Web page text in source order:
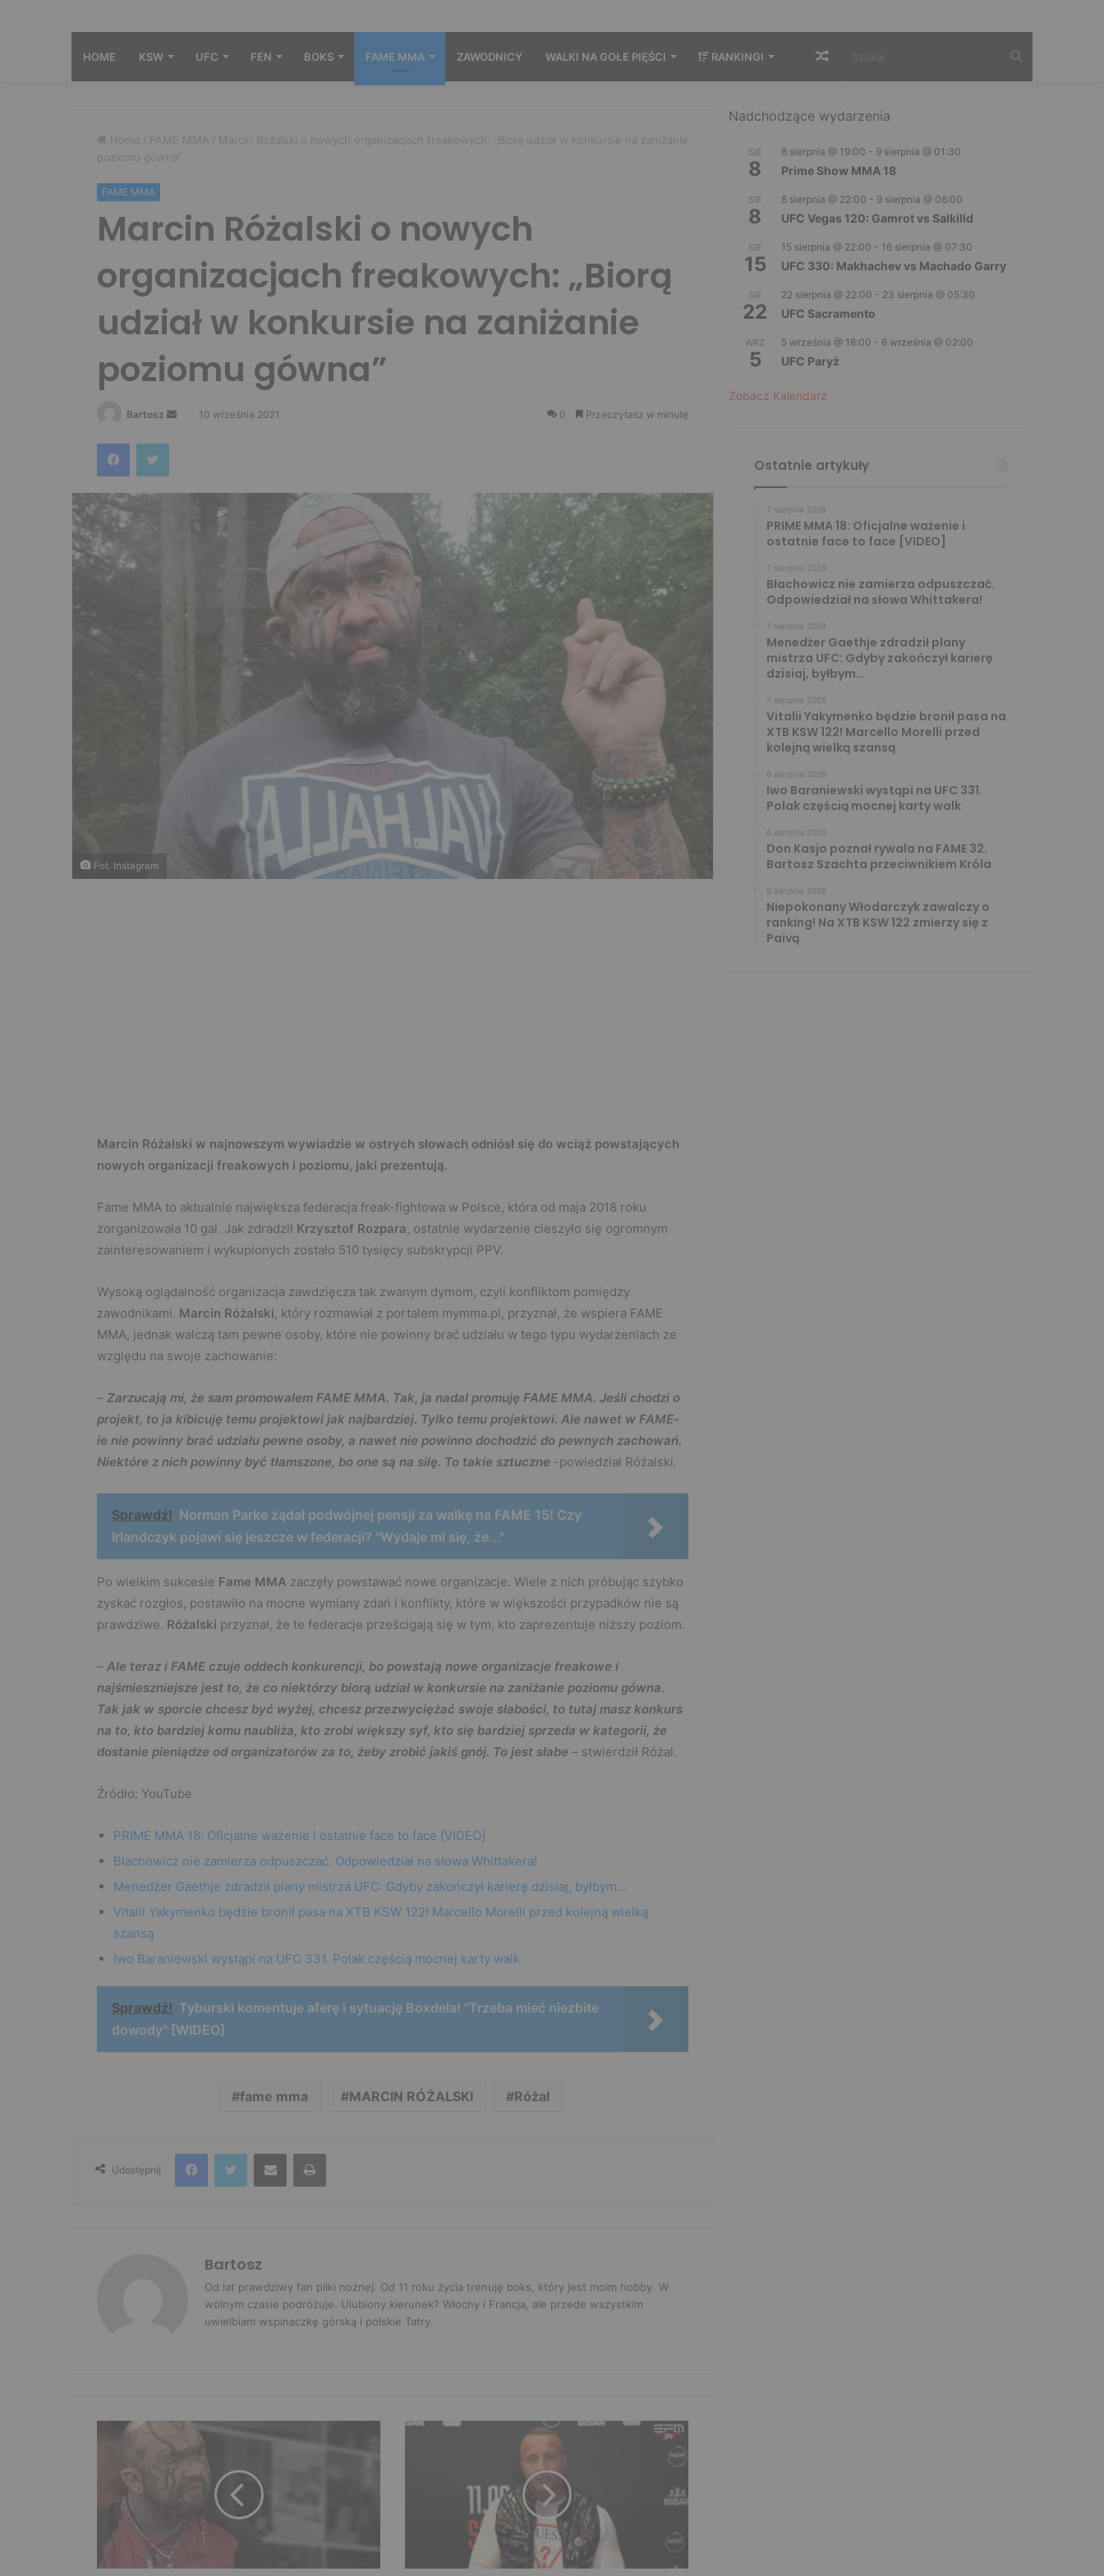
HOME KSW UFC FEN BOKS FAME MMA ZAWODNICY WALKI NA GOŁE PIĘŚCI RANKINGI Losowy
Home / FAME MMA / Marcin Różalski o nowych organizacjach freakowych: „Biorą udział w konkursie na zaniżanie
poziomu gówna”
FAME MMA
Marcin Różalski o nowych
organizacjach freakowych: „Biorą
udział w konkursie na zaniżanie
poziomu gówna”
Bartosz
Send 10 września 2021 0 Przeczytasz w minutę
FacebookTwitter
Fot. Instagram
Marcin Różalski w najnowszym wywiadzie w ostrych słowach odniósł się do wciąż powstających
nowych organizacji freakowych i poziomu, jaki prezentują.
Fame MMA to aktualnie największa federacja freak-fightowa w Polsce, która od maja 2018 roku
zorganizowała 10 gal. Jak zdradził Krzysztof Rozpara, ostatnie wydarzenie cieszyło się ogromnym
zainteresowaniem i wykupionych zostało 510 tysięcy subskrypcji PPV.
Wysoką oglądalność organizacja zawdzięcza tak zwanym dymom, czyli konfliktom pomiędzy
zawodnikami. Marcin Różalski, który rozmawiał z portalem mymma.pl, przyznał, że wspiera FAME
MMA, jednak walczą tam pewne osoby, które nie powinny brać udziału w tego typu wydarzeniach ze
względu na swoje zachowanie:
– Zarzucają mi, że sam promowałem FAME MMA. Tak, ja nadal promuję FAME MMA. Jeśli chodzi o
projekt, to ja kibicuję temu projektowi jak najbardziej. Tylko temu projektowi. Ale nawet w FAME-
ie nie powinny brać udziału pewne osoby, a nawet nie powinno dochodzić do pewnych zachowań.
Niektóre z nich powinny być tłamszone, bo one są na siłę. To takie sztuczne -powiedział Różalski.
Sprawdź! Norman Parke żądał podwójnej pensji za walkę na FAME 15! Czy
Irlandczyk pojawi się jeszcze w federacji? "Wydaje mi się, że..."
Po wielkim sukcesie Fame MMA zaczęły powstawać nowe organizacje. Wiele z nich próbując szybko
zyskać rozgłos, postawiło na mocne wymiany zdań i konflikty, które w większości przypadków nie są
prawdziwe. Różalski przyznał, że te federacje prześcigają się w tym, kto zaprezentuje niższy poziom.
– Ale teraz i FAME czuje oddech konkurencji, bo powstają nowe organizacje freakowe i
najśmieszniejsze jest to, że co niektórzy biorą udział w konkursie na zaniżanie poziomu gówna.
Tak jak w sporcie chcesz być wyżej, chcesz przezwyciężać swoje słabości, to tutaj masz konkurs
na to, kto bardziej komu naubliża, kto zrobi większy syf, kto się bardziej sprzeda w kategorii, że
dostanie pieniądze od organizatorów za to, żeby zrobić jakiś gnój. To jest słabe – stwierdził Różal.
Źródło: YouTube
PRIME MMA 18: Oficjalne ważenie i ostatnie face to face [VIDEO]
Błachowicz nie zamierza odpuszczać. Odpowiedział na słowa Whittakera!
Menedżer Gaethje zdradził plany mistrza UFC: Gdyby zakończył karierę dzisiaj, byłbym…
Vitalii Yakymenko będzie bronił pasa na XTB KSW 122! Marcello Morelli przed kolejną wielką
szansą
Iwo Baraniewski wystąpi na UFC 331. Polak częścią mocnej karty walk
Sprawdź! Tyburski komentuje aferę i sytuację Boxdela! "Trzeba mieć niezbite
dowody" [WIDEO]
fame mma MARCIN RÓŻALSKI Różal
Udostępnij
FacebookTwitter Udostępnij przez e-mail Drukuj
Bartosz
Od lat prawdziwy fan piłki nożnej. Od 11 roku życia trenuję boks, który jest moim hobby. W
wolnym czasie podróżuje. Ulubiony kierunek? Włochy i Francja, ale przede wszystkim
uwielbiam wspinaczkę górską i polskie Tatry.
Nadchodzące wydarzenia
SIE
8
8 sierpnia @ 19:00 - 9 sierpnia @ 01:30
Prime Show MMA 18
SIE
8
8 sierpnia @ 22:00 - 9 sierpnia @ 06:00
UFC Vegas 120: Gamrot vs Salkilld
SIE
15
15 sierpnia @ 22:00 - 16 sierpnia @ 07:30
UFC 330: Makhachev vs Machado Garry
SIE
22
22 sierpnia @ 22:00 - 23 sierpnia @ 05:30
UFC Sacramento
WRZ
5
5 września @ 18:00 - 6 września @ 02:00
UFC Paryż
Zobacz Kalendarz
Ostatnie artykuły
7 sierpnia 2026
PRIME MMA 18: Oficjalne ważenie i
ostatnie face to face [VIDEO]
7 sierpnia 2026
Błachowicz nie zamierza odpuszczać.
Odpowiedział na słowa Whittakera!
7 sierpnia 2026
Menedżer Gaethje zdradził plany
mistrza UFC: Gdyby zakończył karierę
dzisiaj, byłbym…
7 sierpnia 2026
Vitalii Yakymenko będzie bronił pasa na
XTB KSW 122! Marcello Morelli przed
kolejną wielką szansą
6 sierpnia 2026
Iwo Baraniewski wystąpi na UFC 331.
Polak częścią mocnej karty walk
6 sierpnia 2026
Don Kasjo poznał rywala na FAME 32.
Bartosz Szachta przeciwnikiem Króla
6 sierpnia 2026
Niepokonany Włodarczyk zawalczy o
ranking! Na XTB KSW 122 zmierzy się z
Paivą